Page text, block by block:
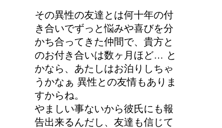
その異性の友達とは何十年の付
き合いでずっと悩みや喜びを分
かち合ってきた仲間で、貴方と
のお付き合いは数ヶ月ほど… と
かなら、あたしはお泊りしちゃ
うかなぁ 異性との友情もありま
すからね。
やましい事ないから彼氏にも報
告出来るんだし、友達も信じて